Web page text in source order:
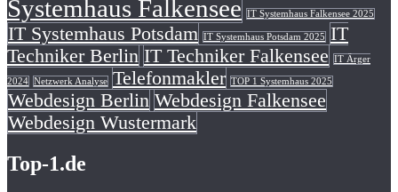
Systemhaus Falkensee
IT Systemhaus Falkensee 2025
IT Systemhaus Potsdam IT Systemhaus Potsdam 2025
IT
Techniker Berlin IT Techniker Falkensee IT Ärger
2024 Netzwerk Analyse Telefonmakler TOP 1 Systemhaus 2025
Webdesign Berlin Webdesign Falkensee
Webdesign Wustermark
Top-1.de